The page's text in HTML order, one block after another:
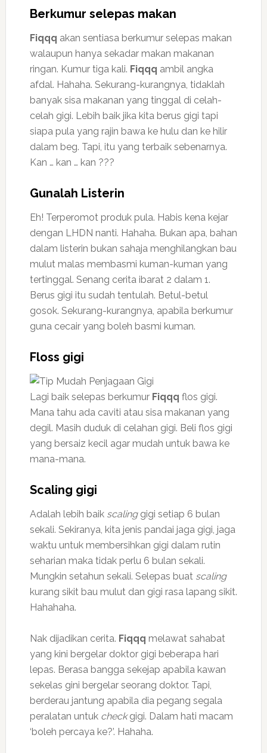
Berkumur selepas makan
Fiqqq akan sentiasa berkumur selepas makan
walaupun hanya sekadar makan makanan
ringan. Kumur tiga kali. Fiqqq ambil angka
afdal. Hahaha. Sekurang-kurangnya, tidaklah
banyak sisa makanan yang tinggal di celah-
celah gigi. Lebih baik jika kita berus gigi tapi
siapa pula yang rajin bawa ke hulu dan ke hilir
dalam beg. Tapi, itu yang terbaik sebenarnya.
Kan … kan … kan ???
Gunalah Listerin
Eh! Terperomot produk pula. Habis kena kejar
dengan LHDN nanti. Hahaha. Bukan apa, bahan
dalam listerin bukan sahaja menghilangkan bau
mulut malas membasmi kuman-kuman yang
tertinggal. Senang cerita ibarat 2 dalam 1.
Berus gigi itu sudah tentulah. Betul-betul
gosok. Sekurang-kurangnya, apabila berkumur
guna cecair yang boleh basmi kuman.
Floss gigi
Lagi baik selepas berkumur Fiqqq flos gigi.
Mana tahu ada caviti atau sisa makanan yang
degil. Masih duduk di celahan gigi. Beli flos gigi
yang bersaiz kecil agar mudah untuk bawa ke
mana-mana.
Scaling gigi
Adalah lebih baik scalinggigi setiap 6 bulan
sekali. Sekiranya, kita jenis pandai jaga gigi, jaga
waktu untuk membersihkan gigi dalam rutin
seharian maka tidak perlu 6 bulan sekali.
Mungkin setahun sekali. Selepas buat scaling
kurang sikit bau mulut dan gigi rasa lapang sikit.
Hahahaha.
Nak dijadikan cerita. Fiqqq melawat sahabat
yang kini bergelar doktor gigi beberapa hari
lepas. Berasa bangga sekejap apabila kawan
sekelas gini bergelar seorang doktor. Tapi,
berderau jantung apabila dia pegang segala
peralatan untuk checkgigi. Dalam hati macam
‘boleh percaya ke?’. Hahaha.